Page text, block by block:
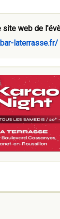
site web de
laterrasse.fr/